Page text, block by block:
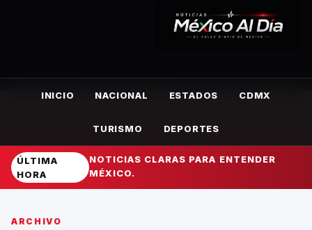
INICIO NACIONAL ESTADOS CDMX
TURISMO DEPORTES
ÚLTIMA
HORA
NOTICIAS CLARAS PARA ENTENDER
MÉXICO.
ARCHIVO